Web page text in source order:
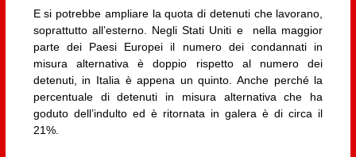
E si potrebbe ampliare la quota di detenuti che lavorano,
soprattutto all’esterno. Negli Stati Uniti e nella maggior
parte dei Paesi Europei il numero dei condannati in
misura alternativa è doppio rispetto al numero dei
detenuti, in Italia è appena un quinto. Anche perché la
percentuale di detenuti in misura alternativa che ha
goduto dell’indulto ed è ritornata in galera è di circa il
21%.